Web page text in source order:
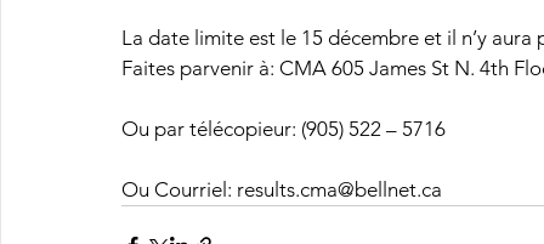
La date limite est le 15 décembre et il n’y aura
Faites parvenir à: CMA 605 James St N. 4th
Ou par télécopieur: (905) 522 – 5716
Ou Courriel: results.cma@bellnet.ca